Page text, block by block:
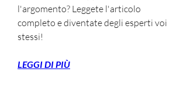
l'argomento? Leggete l'articolo
completo e diventate degli esperti voi
stessi!
LEGGI DI PIÙ